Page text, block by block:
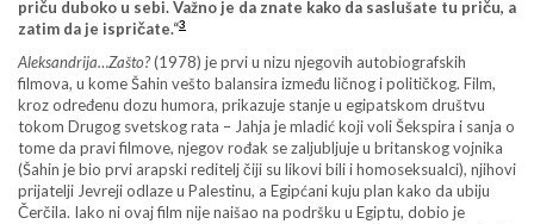
priču duboko u sebi. Važno je da znate kako da saslušate tu priču, a
zatim da je ispričate.“3
Aleksandrija…Zašto?(1978) je prvi u nizu njegovih autobiografskih
filmova, u kome Šahin vešto balansira između ličnog i političkog. Film,
kroz određenu dozu humora, prikazuje stanje u egipatskom društvu
tokom Drugog svetskog rata – Jahja je mladić koji voli Šekspira i sanja o
tome da pravi filmove, njegov rođak se zaljubljuje u britanskog vojnika
(Šahin je bio prvi arapski reditelj čiji su likovi bili i homoseksualci), njihovi
prijatelji Jevreji odlaze u Palestinu, a Egipćani kuju plan kako da ubiju
Čerčila. Iako ni ovaj film nije naišao na podršku u Egiptu, dobio je